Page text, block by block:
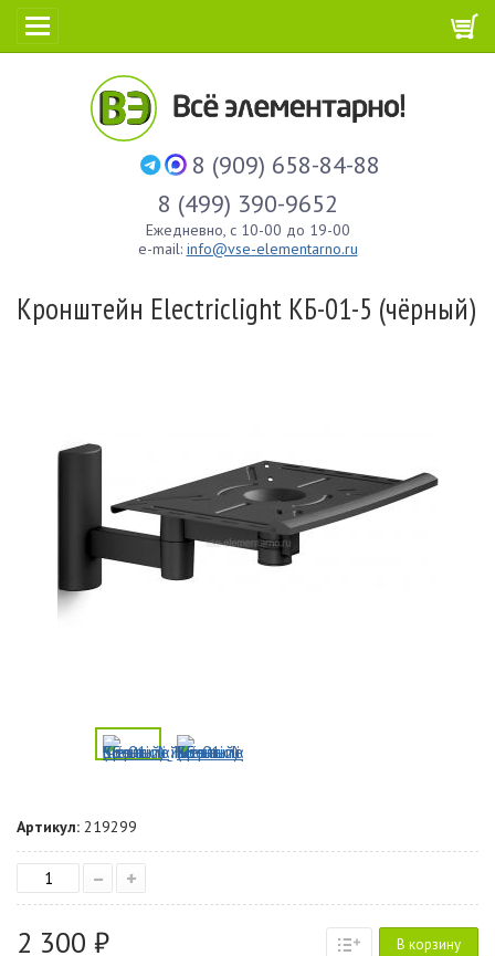
8 (909) 658-84-88
8 (499) 390-9652
Ежедневно, с 10-00 до 19-00
e-mail: info@vse-elementarno.ru
Кронштейн Electriclight КБ-01-5 (чёрный)
Артикул: 219299
– +
2 300 ₽ В корзину